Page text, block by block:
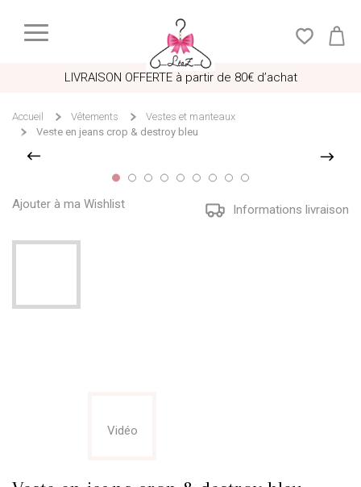
LIVRAISON OFFERTE à partir de 80€ d’achat
Accueil Vêtements
Vestes et manteaux
Veste en jeans crop & destroy bleu
Ajouter à ma Wishlist Informations livraison
Vidéo